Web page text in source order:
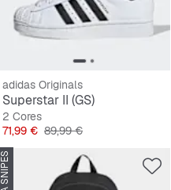
adidas Originals
Superstar II (GS)
2 Cores
Preço
71,99 € Preço original
89,99 €